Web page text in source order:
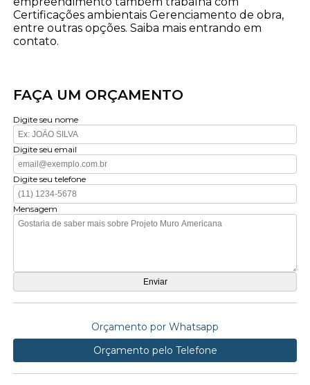
Certificações ambientais Gerenciamento de obra,
entre outras opções. Saiba mais entrando em
contato.
FAÇA UM ORÇAMENTO
Digite seu nome
Digite seu email
Digite seu telefone
Mensagem
Orçamento por Whatsapp
Orçamento pelo Telefone